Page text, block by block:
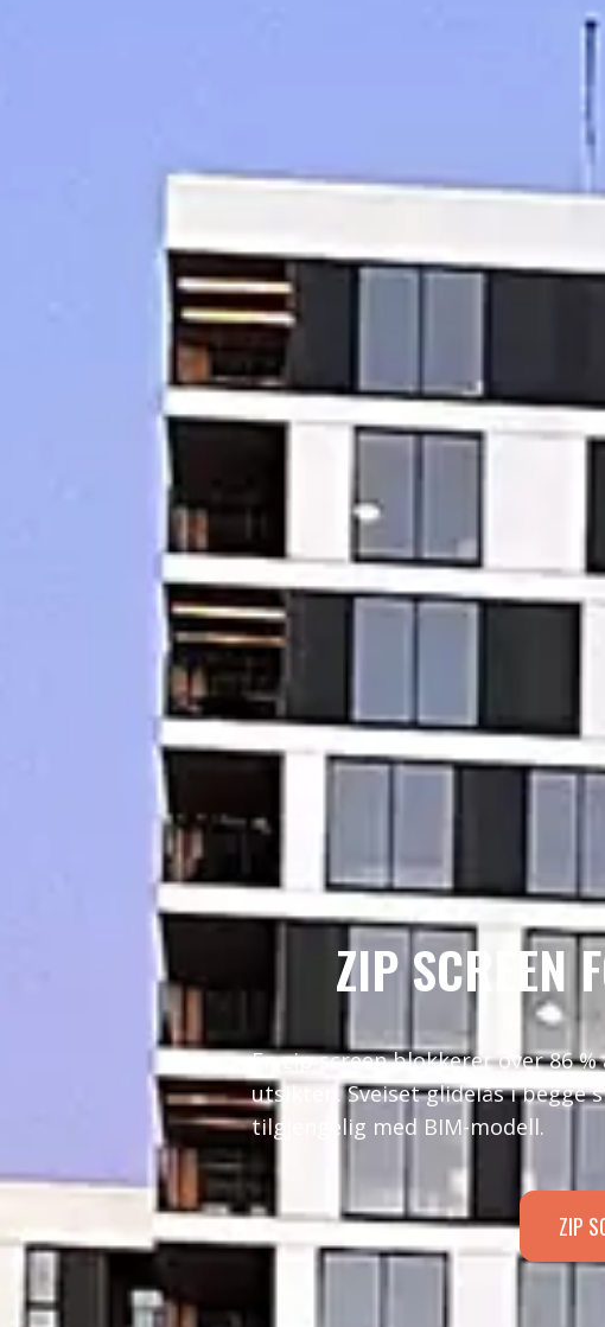
ZIP SCREEN
En zip screen blokkerer over 86
utsikten. Sveiset glidelås i begge
tilgjengelig med BIM-modell.
ZIP